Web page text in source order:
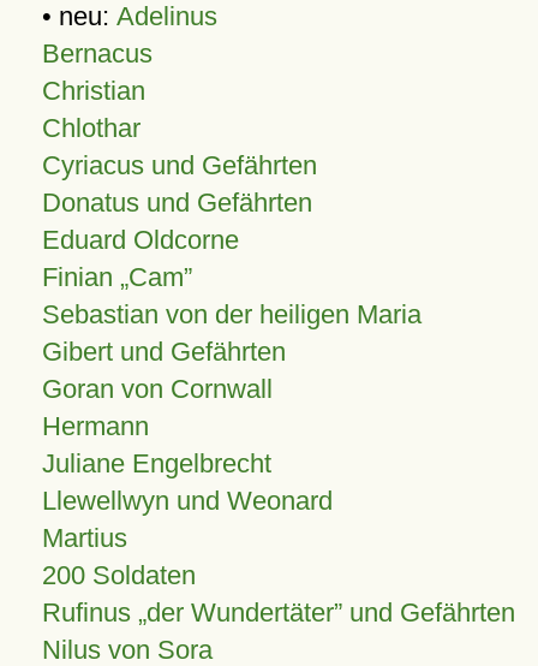
• neu: Adelinus
Bernacus
Christian
Chlothar
Cyriacus und Gefährten
Donatus und Gefährten
Eduard Oldcorne
Finian Cam
Sebastian von der heiligen Maria
Gibert und Gefährten
Goran von Cornwall
Hermann
Juliane Engelbrecht
Llewellwyn und Weonard
Martius
200 Soldaten
Rufinus „der Wundertäter” und Gefährten
Nilus von Sora